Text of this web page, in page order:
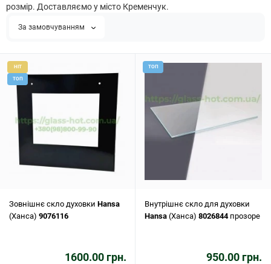
розмір. Доставляємо у місто Кременчук.
За замовчуванням
HIT
ТОП
Зовнішнє скло духовки Hansa
(Ханса) 9076116
1600.00 грн.
ТОП
Внутрішнє скло для духовки
Hansa (Ханса) 8026844прозоре
950.00 грн.